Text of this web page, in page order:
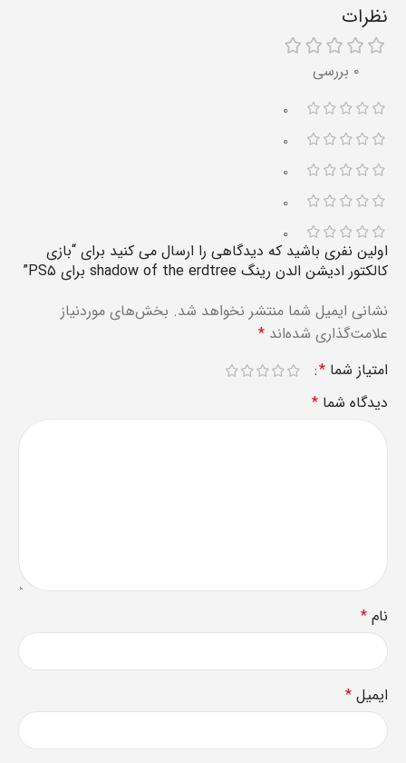
نظرات
۰ بررسی
۰
۰
۰
۰
۰
اولین نفری باشید که دیدگاهی را ارسال می کنید برای “بازی
کالکتور ادیشن الدن رینگ shadow of the erdtree برای PS۵”
نشانی ایمیل شما منتشر نخواهد شد. بخش‌های موردنیاز
علامت‌گذاری شده‌اند *
امتیاز شما *
دیدگاه شما *
نام *
ایمیل *